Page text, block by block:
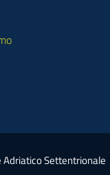
Settentrionale